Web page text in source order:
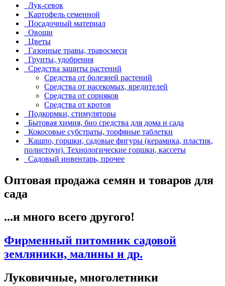
Лук-севок
Картофель семенной
Посадочный материал
Овощи
Цветы
Газонные травы, травосмеси
Грунты, удобрения
Средства защиты растений
Средства от болезней растений
Средства от насекомых, вредителей
Средства от сорняков
Средства от кротов
Подкормки, стимуляторы
Бытовая химия, био средства для дома и сада
Кокосовые субстраты, торфяные таблетки
Кашпо, горшки, садовые фигуры (керамика, пластик,
полистоун). Технологические горшки, кассеты
Садовый инвентарь, прочее
Оптовая продажа семян и товаров для
сада
...и много всего другого!
Фирменный питомник садовой
земляники, малины и др.
Луковичные, многолетники